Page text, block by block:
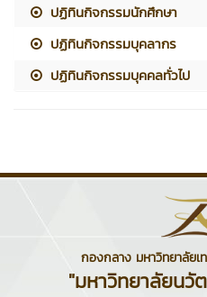
ปฏิทินกิจกรรมนักศึกษา
ปฏิทินกิจกรรมบุคลากร
ปฏิทินกิจกรรมบุคคลทั่วไป
กองกลาง มหาวิทยาลัยเ
"มหาวิทยาลัยนวั